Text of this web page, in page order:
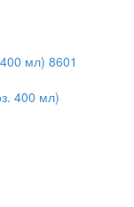
мл) 8601